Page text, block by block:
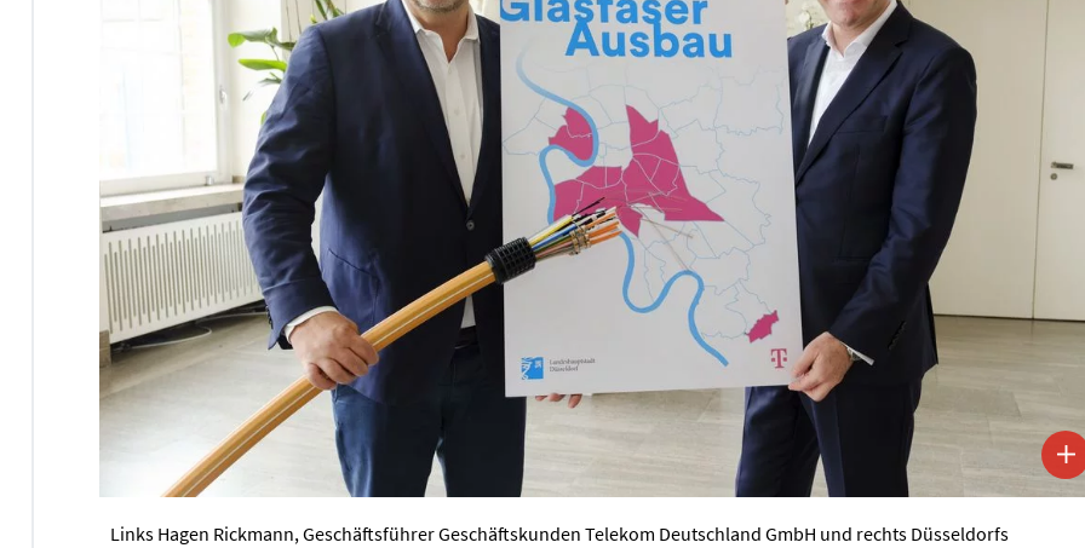
Links Hagen Rickmann, Geschäftsführer Geschäftskunden Telekom Deutschland GmbH und rechts Düsseldorfs